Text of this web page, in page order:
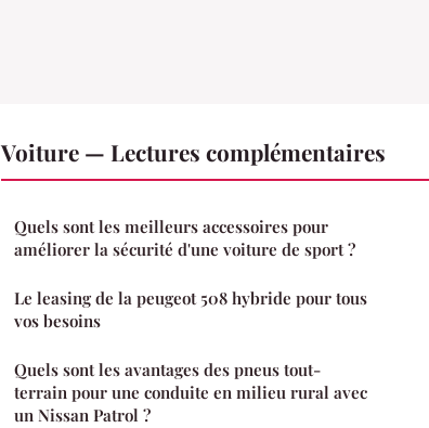
Voiture — Lectures complémentaires
Quels sont les meilleurs accessoires pour
améliorer la sécurité d'une voiture de sport ?
Le leasing de la peugeot 508 hybride pour tous
vos besoins
Quels sont les avantages des pneus tout-
terrain pour une conduite en milieu rural avec
un Nissan Patrol ?